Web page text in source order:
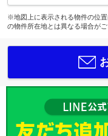
※地図上に表示される物件の位
の物件所在地とは異なる場合がご